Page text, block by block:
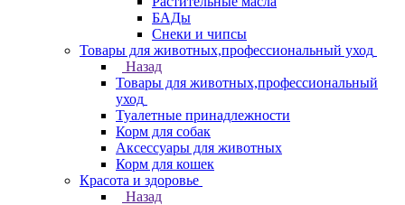
БАДы
Снеки и чипсы
Товары для животных,профессиональный уход
Назад
Товары для животных,профессиональный
уход
Туалетные принадлежности
Корм для собак
Аксессуары для животных
Корм для кошек
Красота и здоровье
Назад